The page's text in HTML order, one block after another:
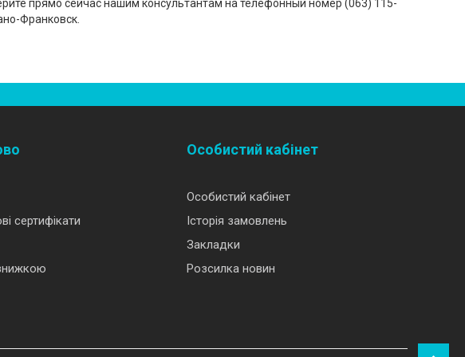
прямо сейчас нашим консультантам на телефонный номер (‎063) 115-
Франковск.
сертифікати
Особистий кабінет
Особистий кабінет
Історія замовлень
Закладки
Розсилка новин